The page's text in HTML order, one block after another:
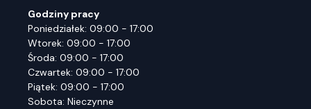
Godziny pracy
Poniedziałek: 09:00 - 17:00
Wtorek: 09:00 - 17:00
Środa: 09:00 - 17:00
Czwartek: 09:00 - 17:00
Piątek: 09:00 - 17:00
Sobota: Nieczynne